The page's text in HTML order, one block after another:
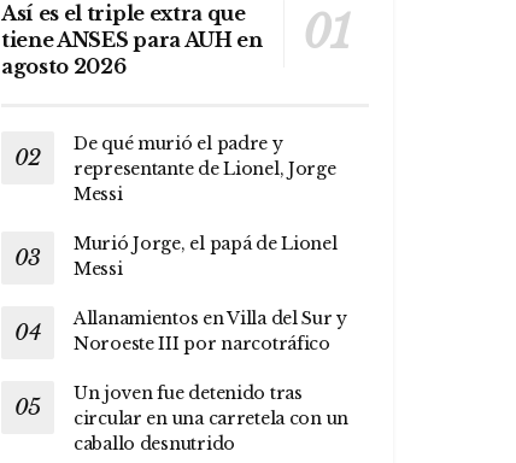
Así es el triple extra que
tiene ANSES para AUH en
agosto 2026
De qué murió el padre y
representante de Lionel, Jorge
Messi
Murió Jorge, el papá de Lionel
Messi
Allanamientos en Villa del Sur y
Noroeste III por narcotráfico
Un joven fue detenido tras
circular en una carretela con un
caballo desnutrido